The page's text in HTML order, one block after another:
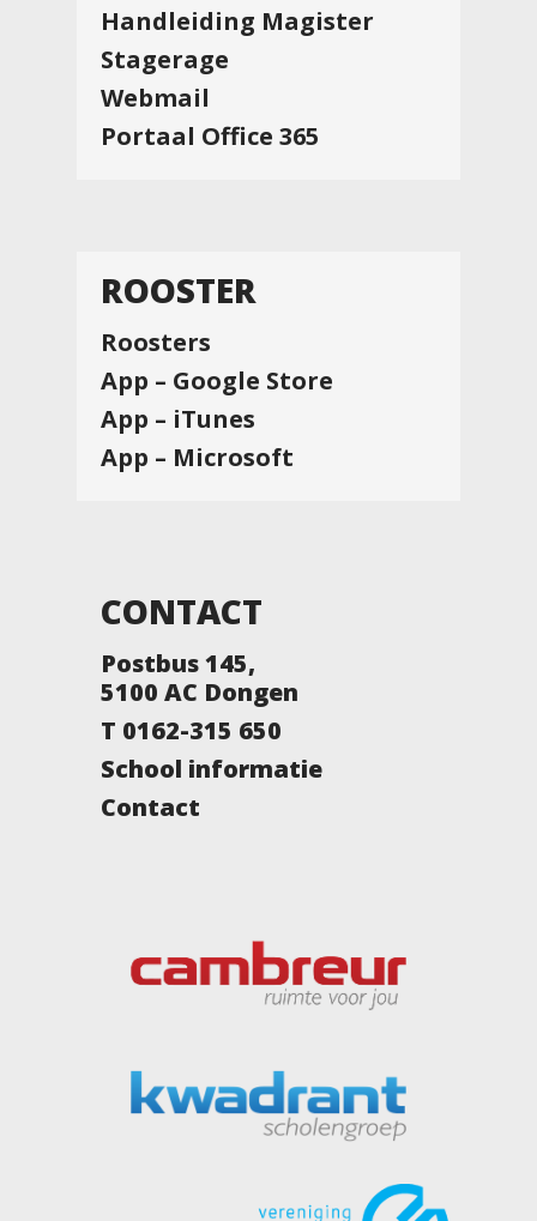
Handleiding Magister
Stagerage
Webmail
Portaal Office 365
ROOSTER
Roosters
App – Google Store
App – iTunes
App – Microsoft
CONTACT
Postbus 145,
5100 AC Dongen
T 0162-315 650
School informatie
Contact